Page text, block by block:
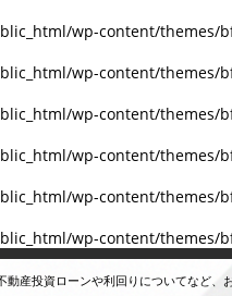
wp-content/themes/
wp-content/themes/
wp-content/themes/
wp-content/themes/
wp-content/themes/
wp-content/themes/
産投資ローンや利回りについてなど、